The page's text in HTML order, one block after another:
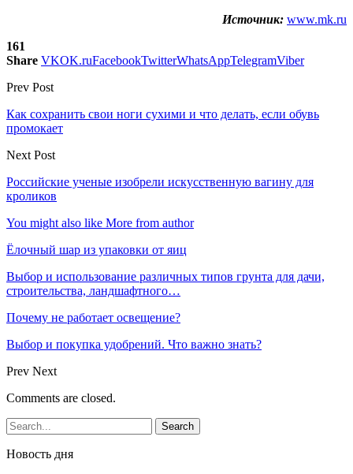
Источник: www.mk.ru
161
Share VKOK.ruFacebookTwitterWhatsAppTelegramViber
Prev Post
Как сохранить свои ноги сухими и что делать, если обувь
промокает
Next Post
Российские ученые изобрели искусственную вагину для
кроликов
You might also like More from author
Ёлочный шар из упаковки от яиц
Выбор и использование различных типов грунта для дачи,
строительства, ландшафтного…
Почему не работает освещение?
Выбор и покупка удобрений. Что важно знать?
Prev Next
Comments are closed.
Новость дня